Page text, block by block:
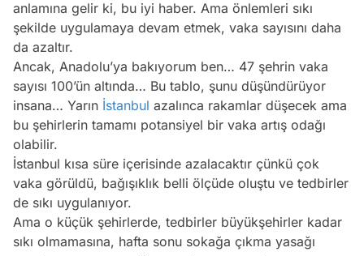
anlamına gelir ki, bu iyi haber. Ama önlemleri sıkı
şekilde uygulamaya devam etmek, vaka sayısını daha
da azaltır.
Ancak, Anadolu’ya bakıyorum ben… 47 şehrin vaka
sayısı 100’ün altında… Bu tablo, şunu düşündürüyor
insana… Yarın İstanbul azalınca rakamlar düşecek ama
bu şehirlerin tamamı potansiyel bir vaka artış odağı
olabilir.
İstanbul kısa süre içerisinde azalacaktır çünkü çok
vaka görüldü, bağışıklık belli ölçüde oluştu ve tedbirler
de sıkı uygulanıyor.
Ama o küçük şehirlerde, tedbirler büyükşehirler kadar
sıkı olmamasına, hafta sonu sokağa çıkma yasağı